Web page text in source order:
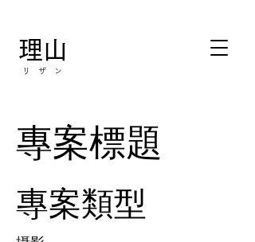
理山
リ ザ ン
專案標題
專案類型